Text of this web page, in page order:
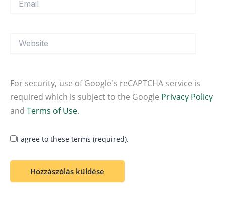
For security, use of Google's reCAPTCHA service is
required which is subject to the Google Privacy Policy
and Terms of Use.
I agree to these terms (required).